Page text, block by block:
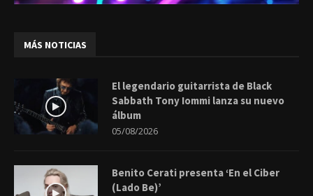
MÁS NOTICIAS
El legendario guitarrista de Black
Sabbath Tony Iommi lanza su nuevo
álbum
05/08/2026
Benito Cerati presenta ‘En el Ciber
(Lado Be)’